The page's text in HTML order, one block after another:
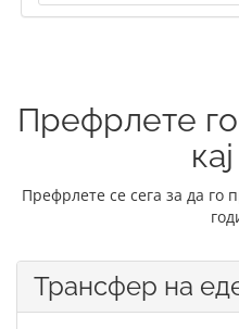
Префрлете
Префрлете се сега за да го
Трансфер на